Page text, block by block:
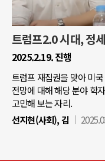
트럼프2.0 시대, 정
2025.2.19. 진행
트럼프 재집권을 맞아 미
전망에 대해 해당 분야 학
고민해 보는 자리.
선지현(사회), 김